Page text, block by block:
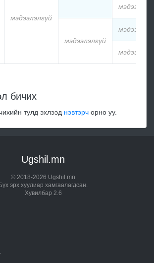
мэдээлэлгүй
мэдээлэлгүй
бичих
тулд эхлээд нэвтэрч орно уу.
Ugshil.mn
© 2018-2026 Ugshil.mn
Бүх эрх хуулиар хамгаалагдсан.
Хувилбар 2.6